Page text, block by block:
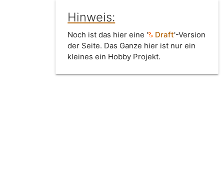
Hinweis:
Noch ist das hier eine ' Draft'-Version
der Seite. Das Ganze hier ist nur ein
kleines ein Hobby Projekt.